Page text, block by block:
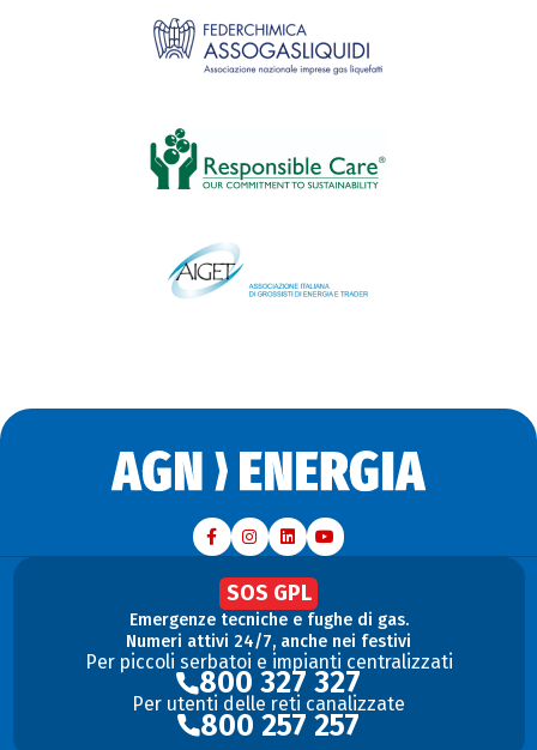
SOS GPL
Emergenze tecniche e fughe di gas.
Numeri attivi 24/7, anche nei festivi
Per piccoli serbatoi e impianti centralizzati
800 327 327
Per utenti delle reti canalizzate
800 257 257